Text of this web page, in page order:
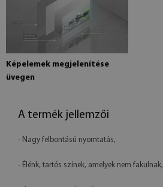
Képelemek megjelenítése
üvegen
A termék jellemzői
- Nagy felbontású nyomtatás,
- Élénk, tartós színek, amelyek nem fakulnak,